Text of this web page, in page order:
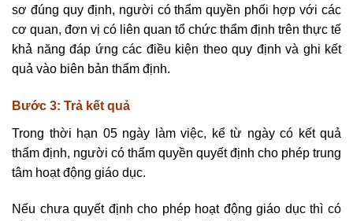
sơ đúng quy định, người có thẩm quyền phối hợp với các
cơ quan, đơn vị có liên quan tổ chức thẩm định trên thực tế
khả năng đáp ứng các điều kiện theo quy định và ghi kết
quả vào biên bản thẩm định.
Bước 3: Trả kết quả
Trong thời hạn 05 ngày làm việc, kể từ ngày có kết quả
thẩm định, người có thẩm quyền quyết định cho phép trung
tâm hoạt động giáo dục.
Nếu chưa quyết định cho phép hoạt động giáo dục thì có